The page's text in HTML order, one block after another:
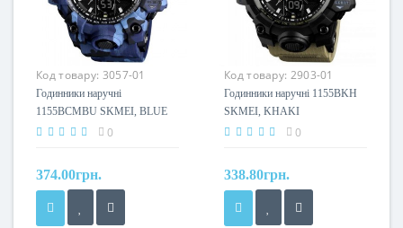
Код товару: 3057-01
Годинники наручні
1155BCMBU SKMEI, BLUE
CAMO
0
374.00грн.
Код товару: 2903-01
Годинники наручні 1155BKH
SKMEI, KHAKI
0
338.80грн.